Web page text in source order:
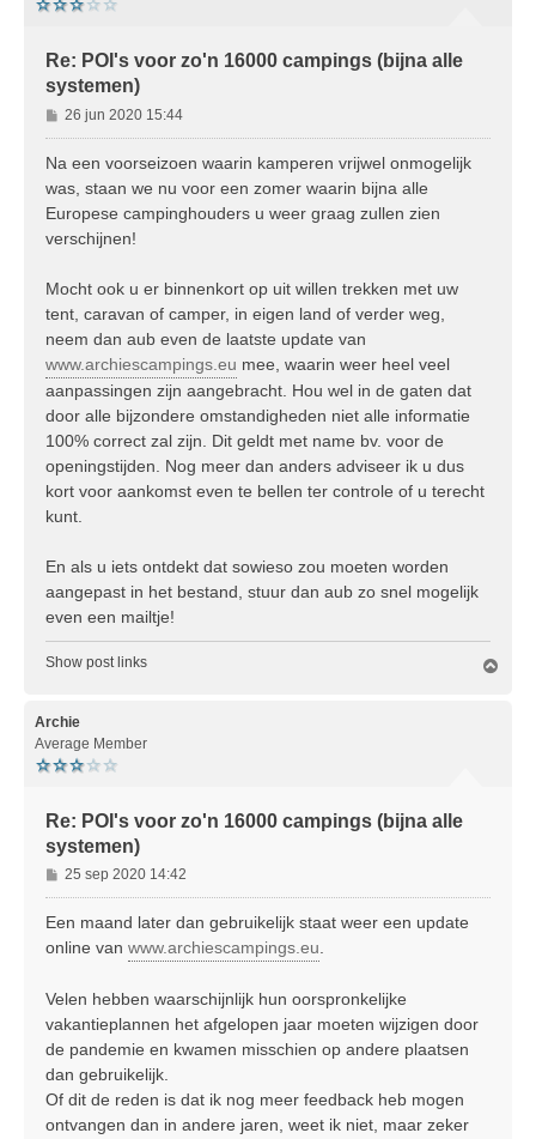
Re: POI's voor zo'n 16000 campings (bijna alle
systemen)
B
e
c
h
t
26 jun 2020 15:44
Na een voorseizoen waarin kamperen vrijwel onmogelijk
was, staan we nu voor een zomer waarin bijna alle
Europese campinghouders u weer graag zullen zien
verschijnen!
Mocht ook u er binnenkort op uit willen trekken met uw
tent, caravan of camper, in eigen land of verder weg,
neem dan aub even de laatste update van
www.archiescampings.eu mee, waarin weer heel veel
aanpassingen zijn aangebracht. Hou wel in de gaten dat
door alle bijzondere omstandigheden niet alle informatie
100% correct zal zijn. Dit geldt met name bv. voor de
openingstijden. Nog meer dan anders adviseer ik u dus
kort voor aankomst even te bellen ter controle of u terecht
kunt.
En als u iets ontdekt dat sowieso zou moeten worden
aangepast in het bestand, stuur dan aub zo snel mogelijk
even een mailtje!
Show post links
Archie
Average Member
Re: POI's voor zo'n 16000 campings (bijna alle
systemen)
B
e
r
t
25 sep 2020 14:42
Een maand later dan gebruikelijk staat weer een update
online van www.archiescampings.eu.
Velen hebben waarschijnlijk hun oorspronkelijke
vakantieplannen het afgelopen jaar moeten wijzigen door
de pandemie en kwamen misschien op andere plaatsen
dan gebruikelijk.
Of dit de reden is dat ik nog meer feedback heb mogen
ontvangen dan in andere jaren, weet ik niet, maar zeker